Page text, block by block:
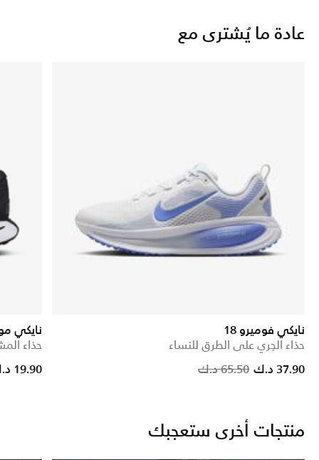
عادة ما يُشترى مع
نايكي فوميرو 18
حذاء الجري على الطرق للنساء
Price 65.50 د.ك to
37.90 د.ك
نايكي
حذاء
Price reduced from19.90 د.ك
منتجات أخرى ستعجبك